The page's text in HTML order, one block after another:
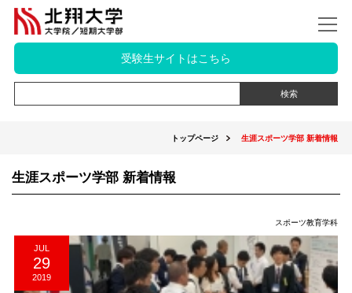
受験生サイトはこちら
トップページ 生涯スポーツ学部 新着情報
生涯スポーツ学部 新着情報
スポーツ教育学科
JUL
29
2019